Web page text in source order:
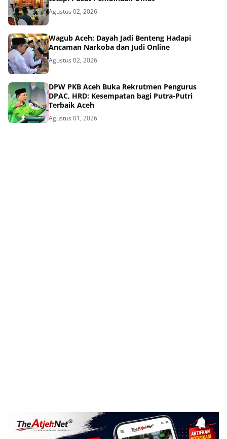
Agustus 02, 2026
Wagub Aceh: Dayah Jadi Benteng Hadapi
Ancaman Narkoba dan Judi Online
Agustus 02, 2026
DPW PKB Aceh Buka Rekrutmen Pengurus
DPAC, HRD: Kesempatan bagi Putra-Putri
Terbaik Aceh
Agustus 01, 2026